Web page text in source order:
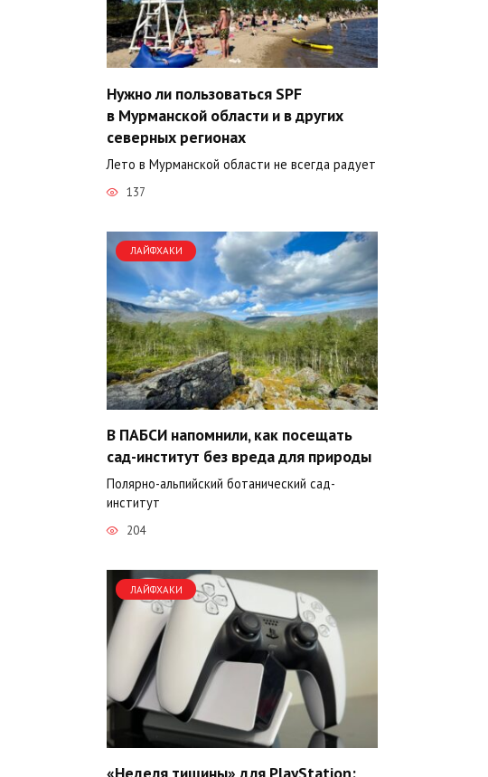
Нужно ли пользоваться SPF
в Мурманской области и в других
северных регионах
Лето в Мурманской области не всегда радует
137
ЛАЙФХАКИ
В ПАБСИ напомнили, как посещать
сад-институт без вреда для природы
Полярно-альпийский ботанический сад-
институт
204
ЛАЙФХАКИ